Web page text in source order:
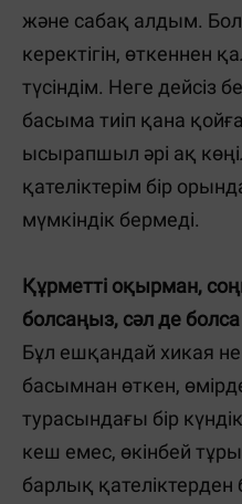
және сабақ алдым.
керектігін, өткеннен
түсіндім. Неге дейсіз
басыма тиіп қана
ысырапшыл әрі ақ
қателіктерім бір
мүмкіндік бермеді.
Құрметті оқырман,
болсаңыз, сәл де
Бұл ешқандай хикая
басымнан өткен,
турасындағы бір
кеш емес, өкінбей
барлық